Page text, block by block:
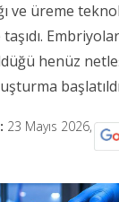
ve üreme
henüz
23 Mayıs 2026,